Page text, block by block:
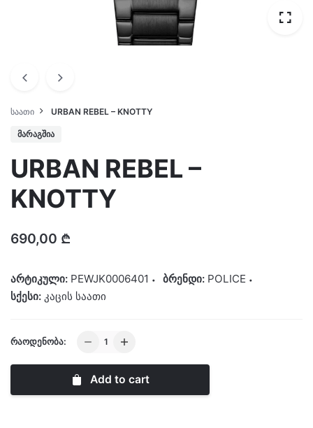
ᲡᲐᲐᲗᲘ URBAN REBEL – KNOTTY
ᲛᲐᲠᲐᲒᲨᲘᲐ
URBAN REBEL –
KNOTTY
690,00 ₾
არტიკული: PEWJK0006401 ბრენდი: POLICE
სქესი: კაცის საათი
ᲠᲐᲝᲓᲔᲜᲝᲑᲐ:
URBAN
-
Add to cart